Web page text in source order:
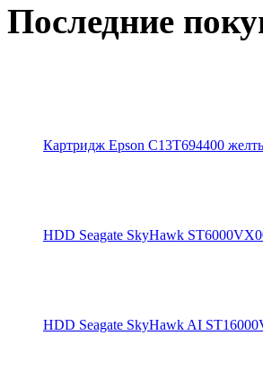
Последние
Картридж Epson C13T694400
HDD Seagate SkyHawk
HDD Seagate SkyHawk AI